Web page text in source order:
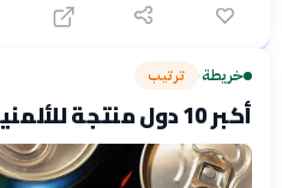
خريطة› ترتيب
أكبر 10 دول منتجة للألمنيوم في العالم 2023